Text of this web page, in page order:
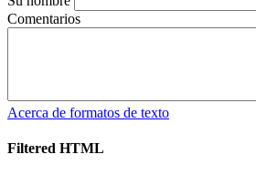
Comentarios
Acerca de formatos de texto
Filtered HTML